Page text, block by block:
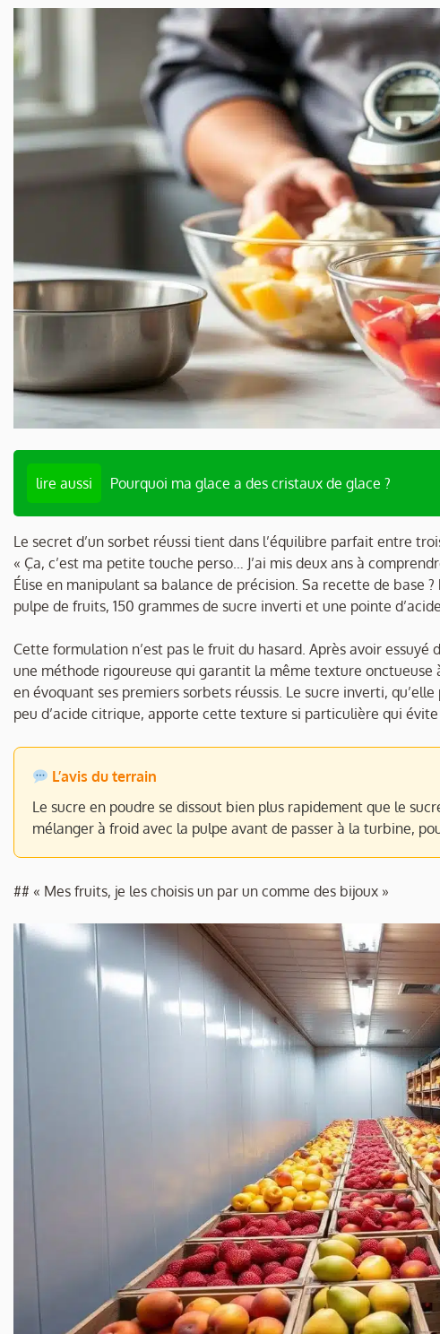
lire aussi Pourquoi ma glace a des cristaux de glace ?
Le secret d’un sorbet réussi tient dans l’équilibre parfait entre
« Ça, c’est ma petite touche perso… J’ai mis deux ans à
Élise en manipulant sa balance de précision. Sa recette de base
pulpe de fruits, 150 grammes de sucre inverti et une pointe
Cette formulation n’est pas le fruit du hasard. Après avoir essuyé
une méthode rigoureuse qui garantit la même texture onctueuse
en évoquant ses premiers sorbets réussis. Le sucre inverti,
peu d’acide citrique, apporte cette texture si particulière qui
L’avis du terrain
Le sucre en poudre se dissout bien plus rapidement que le
mélanger à froid avec la pulpe avant de passer à la turbine,
## « Mes fruits, je les choisis un par un comme des bijoux »